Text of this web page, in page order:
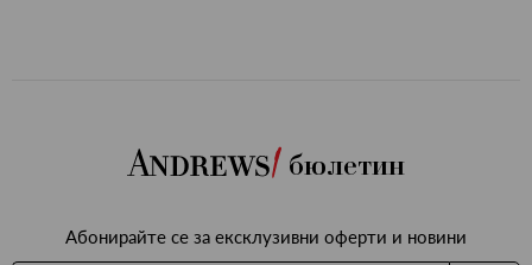
бюлетин
Абонирайте се за ексклузивни оферти и новини